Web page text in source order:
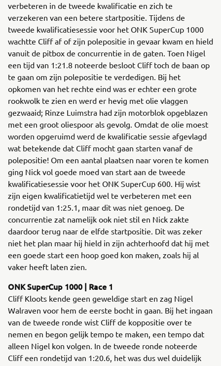
verbeteren in de tweede kwalificatie en zich te
verzekeren van een betere startpositie. Tijdens de
tweede kwalificatiesessie voor het ONK SuperCup 1000
wachtte Cliff af of zijn polepositie in gevaar kwam en hield
vanuit de pitbox de concurrentie in de gaten. Toen Nigel
een tijd van 1:21.8 noteerde besloot Cliff toch de baan op
te gaan om zijn polepositie te verdedigen. Bij het
opkomen van het rechte eind was er echter een grote
rookwolk te zien en werd er hevig met olie vlaggen
gezwaaid; Rinze Luimstra had zijn motorblok opgeblazen
met een groot oliespoor als gevolg. Omdat de olie moest
worden opgeruimd werd de kwalificatie sessie afgevlagd
wat betekende dat Cliff mocht gaan starten vanaf de
polepositie! Om een aantal plaatsen naar voren te komen
ging Nick vol goede moed van start aan de tweede
kwalificatiesessie voor het ONK SuperCup 600. Hij wist
zijn eigen kwalificatietijd wel te verbeteren met een
rondetijd van 1:25.1, maar dit was niet genoeg. De
concurrentie zat namelijk ook niet stil en Nick zakte
daardoor terug naar de elfde startpositie. Dit was zeker
niet het plan maar hij hield in zijn achterhoofd dat hij met
een goede start een hoop goed kon maken, zoals hij al
vaker heeft laten zien.
ONK SuperCup 1000 | Race 1
Cliff Kloots kende geen geweldige start en zag Nigel
Walraven voor hem de eerste bocht in gaan. Bij het ingaan
van de tweede ronde wist Cliff de koppositie over te
nemen en begon gelijk tempo te maken, een tempo dat
alleen Nigel kon volgen. In de tweede ronde noteerde
Cliff een rondetijd van 1:20.6, het was dus wel duidelijk